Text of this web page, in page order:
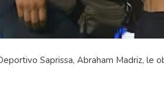
Saprissa, Abraham Madriz, le